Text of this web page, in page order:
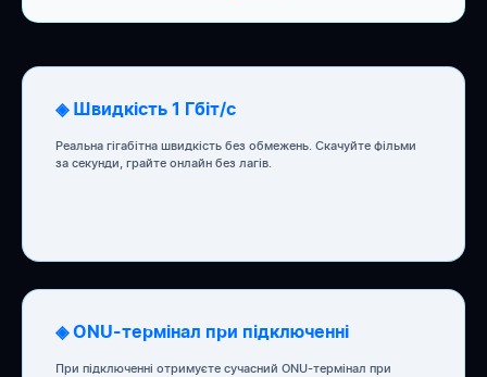
◈ Швидкість 1 Гбіт/с
Реальна гігабітна швидкість без обмежень. Скачуйте фільми
за секунди, грайте онлайн без лагів.
◈ ONU-термінал при підключенні
При підключенні отримуєте сучасний ONU-термінал при